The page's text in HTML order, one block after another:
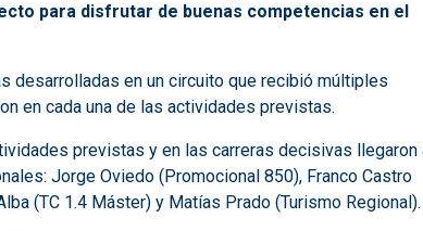
para disfrutar de buenas competencias en el
desarrolladas en un circuito que recibió múltiples
en cada una de las actividades previstas.
previstas y en las carreras decisivas llegaron
Jorge Oviedo (Promocional 850), Franco Castro
(TC 1.4 Máster) y Matías Prado (Turismo Regional).